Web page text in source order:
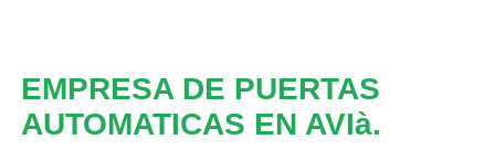
EMPRESA DE PUERTAS
AUTOMATICAS EN AVIà.